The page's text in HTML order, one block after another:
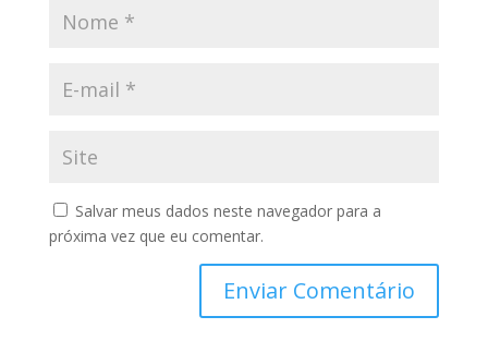
Salvar meus dados neste navegador para a
próxima vez que eu comentar.